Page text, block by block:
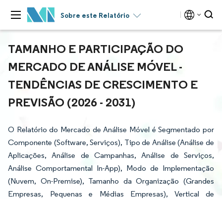
Sobre este Relatório
TAMANHO E PARTICIPAÇÃO DO
MERCADO DE ANÁLISE MÓVEL -
TENDÊNCIAS DE CRESCIMENTO E
PREVISÃO (2026 - 2031)
O Relatório do Mercado de Análise Móvel é Segmentado por
Componente (Software, Serviços), Tipo de Análise (Análise de
Aplicações, Análise de Campanhas, Análise de Serviços,
Análise Comportamental In-App), Modo de Implementação
(Nuvem, On-Premise), Tamanho da Organização (Grandes
Empresas, Pequenas e Médias Empresas), Vertical de